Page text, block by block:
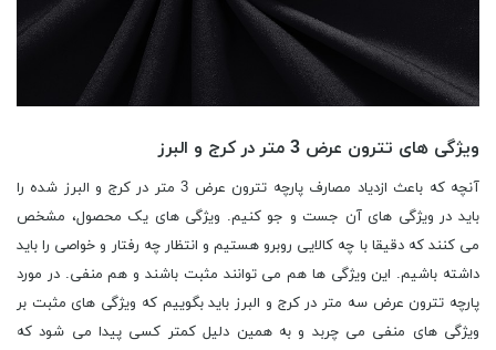
ویژگی های تترون عرض 3 متر در کرج و البرز
آنچه که باعث ازدیاد مصارف پارچه تترون عرض 3 متر در کرج و البرز شده را
باید در ویژگی های آن جست و جو کنیم. ویژگی های یک محصول، مشخص
می کنند که دقیقا با چه کالایی روبرو هستیم و انتظار چه رفتار و خواصی را باید
داشته باشیم. این ویژگی ها هم می توانند مثبت باشند و هم منفی. در مورد
پارچه تترون عرض سه متر در کرج و البرز باید بگوییم که ویژگی های مثبت بر
ویژگی های منفی می چربد و به همین دلیل کمتر کسی پیدا می شود که